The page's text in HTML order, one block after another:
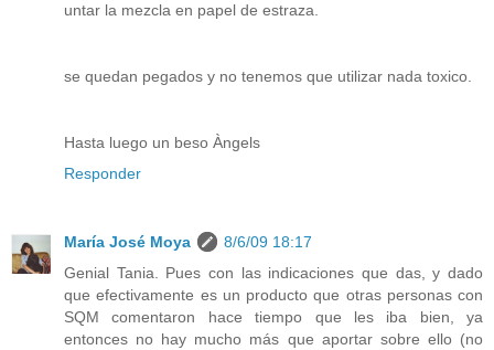
untar la mezcla en papel de estraza.
se quedan pegados y no tenemos que utilizar nada toxico.
Hasta luego un beso Àngels
Responder
María José Moya
8/6/09 18:17
Genial Tania. Pues con las indicaciones que das, y dado
que efectivamente es un producto que otras personas con
SQM comentaron hace tiempo que les iba bien, ya
entonces no hay mucho más que aportar sobre ello (no